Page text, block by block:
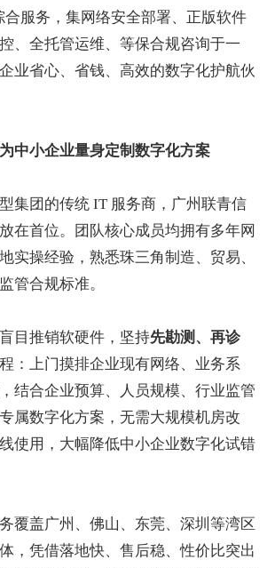
服务，集网络安全部署、正版软件
、全托管运维、等保合规咨询于一
业省心、省钱、高效的数字化护航伙
中小企业量身定制数字化方案
集团的传统 IT 服务商，广州联青信
在首位。团队核心成员均拥有多年网
实操经验，熟悉珠三角制造、贸易、
管合规标准。
目推销软硬件，坚持先勘测、再诊
：上门摸排企业现有网络、业务系
结合企业预算、人员规模、行业监管
属数字化方案，无需大规模机房改
使用，大幅降低中小企业数字化试错
覆盖广州、佛山、东莞、深圳等湾区
，凭借落地快、售后稳、性价比突出